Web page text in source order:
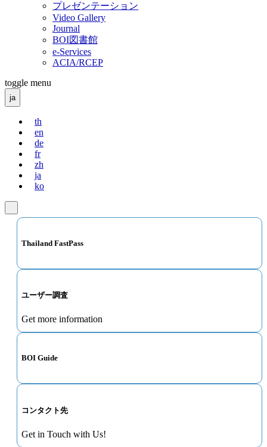
プレゼンテーション
Video Gallery
Journal
BOI図書館
e-Services
ACIA/RCEP
toggle menu
ja
th
en
de
fr
zh
ja
ko
Thailand FastPass
ユーザー調査
Get more information
BOI Guide
コンタクト先
Get in Touch with Us!